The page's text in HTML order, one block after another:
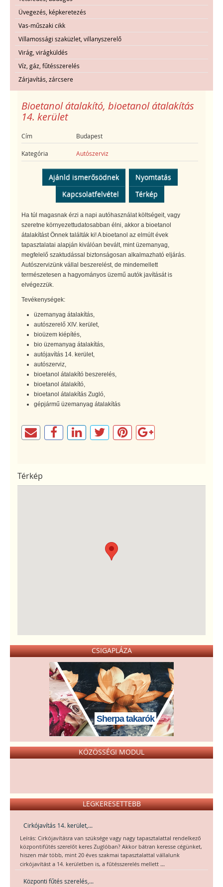
Üvegezés, képkeretezés
Vas-műszaki cikk
Villamossági szaküzlet, villanyszerelő
Virág, virágküldés
Víz, gáz, fűtésszerelés
Zárjavítás, zárcsere
Bioetanol átalakító, bioetanol átalakítás
14. kerület
Cím Budapest
Kategória Autószerviz
Ajánld ismerősödnek
Nyomtatás
Kapcsolatfelvétel
Térkép
Ha túl magasnak érzi a napi autóhasználat költségeit, vagy
szeretne környezettudatosabban élni, akkor a bioetanol
átalakítást Önnek találták ki! A bioetanol az elmúlt évek
tapasztalatai alapján kiválóan bevált, mint üzemanyag,
megfelelő szaktudással biztonságosan alkalmazható eljárás.
Autószervizünk vállal beszerelést, de mindemellett
természetesen a hagyományos üzemű autók javítását is
elvégezzük.
Tevékenységek:
üzemanyag átalakítás,
autószerelő XIV. kerület,
bioüzem kiépítés,
bio üzemanyag átalakítás,
autójavítás 14. kerület,
autószerviz,
bioetanol átalakító beszerelés,
bioetanol átalakító,
bioetanol átalakítás Zugló,
gépjármű üzemanyag átalakítás
Térkép
CSIGAPLÁZA
Sherpa takarók
KÖZÖSSÉGI MODUL
LEGKERESETTEBB
Cirkójavítás 14. kerület,...
Leírás: Cirkójavításra van szüksége vagy nagy tapasztalattal rendelkező
központifűtés szerelőt keres Zuglóban? Akkor bátran keresse cégünket,
hiszen már több, mint 20 éves szakmai tapasztalattal vállalunk
cirkójavítást a 14. kerületben is, a fűtésszerelés mellett ...
Központi fűtés szerelés,...